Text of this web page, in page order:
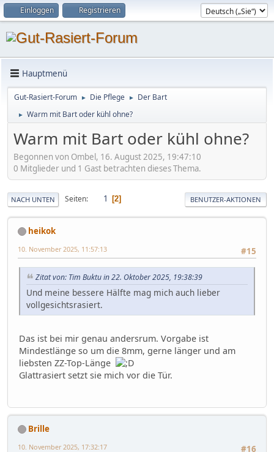
Einloggen Registrieren
Hauptmenü
Gut-Rasiert-Forum ► Die Pflege ► Der Bart
► Warm mit Bart oder kühl ohne?
Warm mit Bart oder kühl ohne?
Begonnen von Ombel, 16. August 2025, 19:47:10
0 Mitglieder und 1 Gast betrachten dieses Thema.
NACH UNTEN Seiten 1 2 BENUTZER-AKTIONEN
heikok
#15
10. November 2025, 11:57:13
Zitat von: Tim Buktu in 22. Oktober 2025, 19:38:39
Und meine bessere Hälfte mag mich auch lieber
vollgesichtsrasiert.
Das ist bei mir genau andersrum. Vorgabe ist
Mindestlänge so um die 8mm, gerne länger und am
liebsten ZZ-Top-Länge
Glattrasiert setzt sie mich vor die Tür.
Brille
#16
10. November 2025, 17:32:17